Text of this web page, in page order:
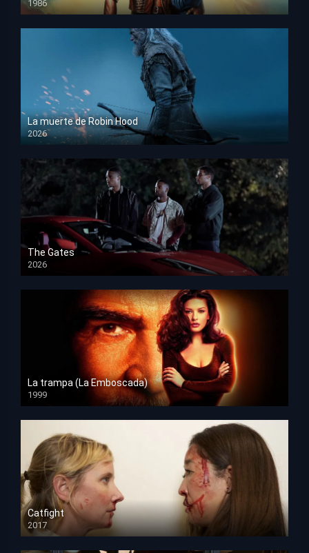
1986
HD 1080p
La muerte de Robin Hood
2026
HD 1080p
The Gates
2026
HD 1080p
La trampa (La Emboscada)
1999
HD 1080p
Catfight
2017
HD 720p